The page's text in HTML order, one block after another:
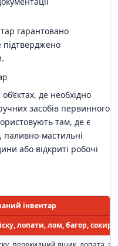
гарантовано
підтверджено
де необхідно
засобів первинного
там, де є
паливно-мастильні
або відкриті робочі
інвентар
лопати, лом, багор,